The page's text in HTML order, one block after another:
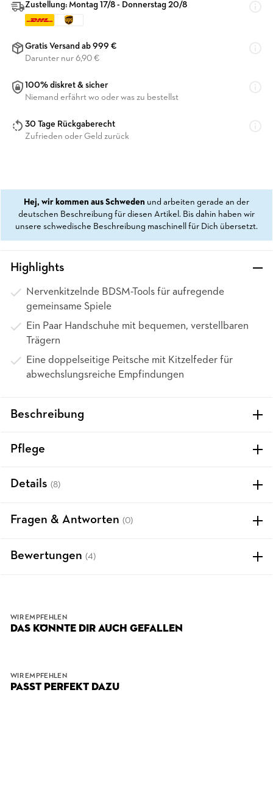
Zustellung: Montag 17/8 - Donnerstag 20/8
Gratis Versand ab 999 €
Darunter nur 6,90 €
100% diskret & sicher
Niemand erfährt wo oder was zu bestellst
30 Tage Rückgaberecht
Zufrieden oder Geld zurück
Hej, wir kommen aus Schweden und arbeiten gerade an der
deutschen Beschreibung für diesen Artikel. Bis dahin haben wir
unsere schwedische Beschreibung maschinell für Dich übersetzt.
Highlights
Nervenkitzelnde BDSM-Tools für aufregende
gemeinsame Spiele
Ein Paar Handschuhe mit bequemen, verstellbaren
Trägern
Eine doppelseitige Peitsche mit Kitzelfeder für
abwechslungsreiche Empfindungen
Beschreibung
Pflege
Details (8)
Fragen & Antworten (0)
Bewertungen (4)
WIR EMPFEHLEN
DAS KÖNNTE DIR AUCH GEFALLEN
WIR EMPFEHLEN
PASST PERFEKT DAZU